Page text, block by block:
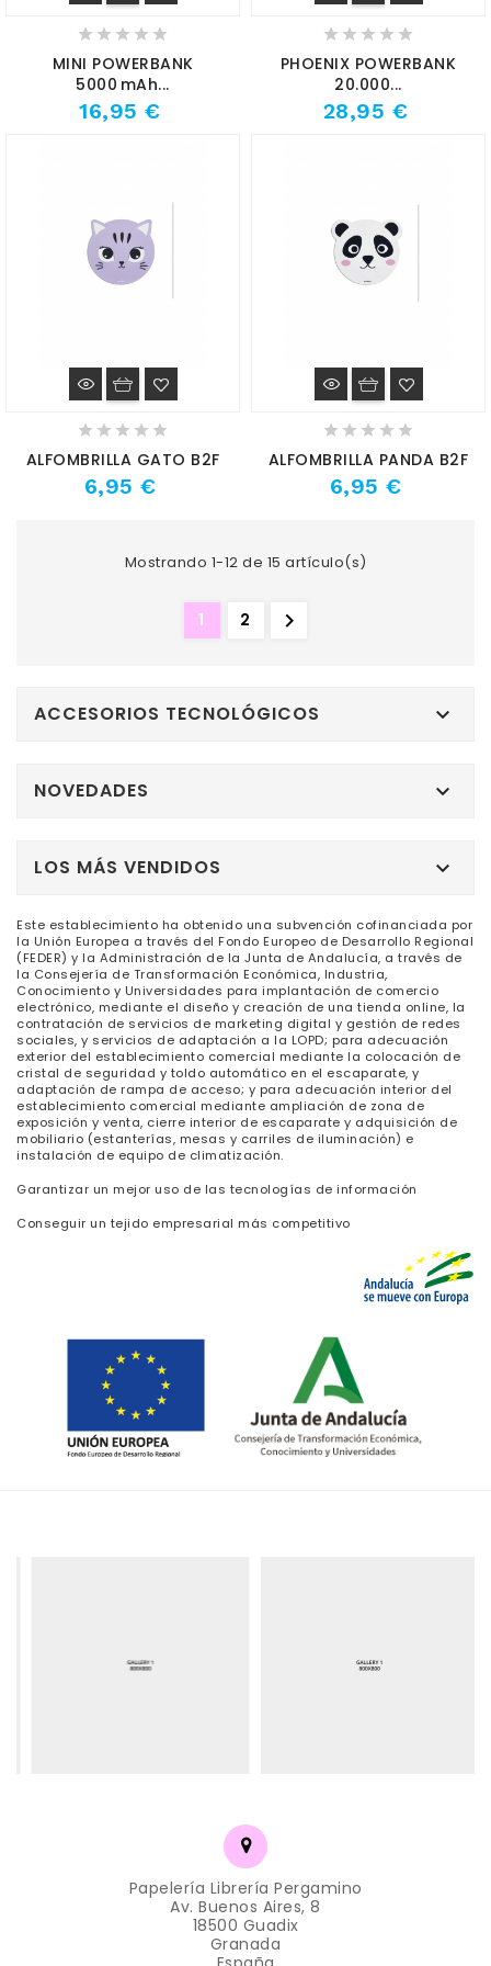
MINI POWERBANK
5000 MAh...
16,95 €
PHOENIX POWERBANK
20.000...
28,95 €
ALFOMBRILLA GATO B2F
6,95 €
ALFOMBRILLA PANDA B2F
6,95 €
Mostrando 1-12 de 15 artículo(s)
1 2 
ACCESORIOS TECNOLÓGICOS 
NOVEDADES 
LOS MÁS VENDIDOS 
Este establecimiento ha obtenido una subvención cofinanciada por
la Unión Europea a través del Fondo Europeo de Desarrollo Regional
(FEDER) y la Administración de la Junta de Andalucía, a través de
la Consejería de Transformación Económica, Industria,
Conocimiento y Universidades para implantación de comercio
electrónico, mediante el diseño y creación de una tienda online, la
contratación de servicios de marketing digital y gestión de redes
sociales, y servicios de adaptación a la LOPD; para adecuación
exterior del establecimiento comercial mediante la colocación de
cristal de seguridad y toldo automático en el escaparate, y
adaptación de rampa de acceso; y para adecuación interior del
establecimiento comercial mediante ampliación de zona de
exposición y venta, cierre interior de escaparate y adquisición de
mobiliario (estanterías, mesas y carriles de iluminación) e
instalación de equipo de climatización.
Garantizar un mejor uso de las tecnologías de información
Conseguir un tejido empresarial más competitivo
Papelería Librería Pergamino
Av. Buenos Aires, 8
18500 Guadix
Granada